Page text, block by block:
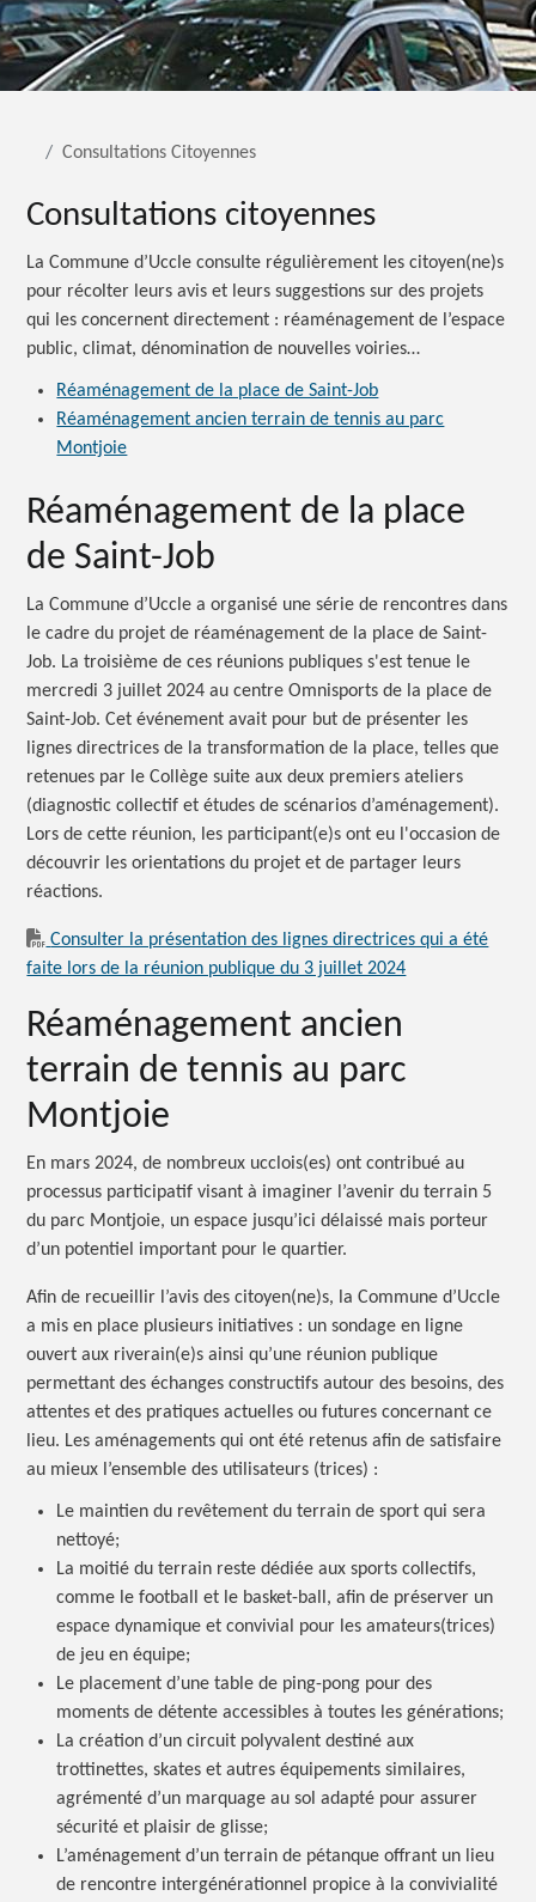
Consultations Citoyennes
Consultations citoyennes
La Commune d’Uccle consulte régulièrement les citoyen(ne)s
pour récolter leurs avis et leurs suggestions sur des projets
qui les concernent directement : réaménagement de l’espace
public, climat, dénomination de nouvelles voiries…
Réaménagement de la place de Saint-Job
Réaménagement ancien terrain de tennis au parc
Montjoie
Réaménagement de la place
de Saint-Job
La Commune d’Uccle a organisé une série de rencontres dans
le cadre du projet de réaménagement de la place de Saint-
Job. La troisième de ces réunions publiques s'est tenue le
mercredi 3 juillet 2024 au centre Omnisports de la place de
Saint-Job. Cet événement avait pour but de présenter les
lignes directrices de la transformation de la place, telles que
retenues par le Collège suite aux deux premiers ateliers
(diagnostic collectif et études de scénarios d’aménagement).
Lors de cette réunion, les participant(e)s ont eu l'occasion de
découvrir les orientations du projet et de partager leurs
réactions.
Consulter la présentation des lignes directrices qui a été
faite lors de la réunion publique du 3 juillet 2024
Réaménagement ancien
terrain de tennis au parc
Montjoie
En mars 2024, de nombreux ucclois(es) ont contribué au
processus participatif visant à imaginer l’avenir du terrain 5
du parc Montjoie, un espace jusqu’ici délaissé mais porteur
d’un potentiel important pour le quartier.
Afin de recueillir l’avis des citoyen(ne)s, la Commune d’Uccle
a mis en place plusieurs initiatives : un sondage en ligne
ouvert aux riverain(e)s ainsi qu’une réunion publique
permettant des échanges constructifs autour des besoins, des
attentes et des pratiques actuelles ou futures concernant ce
lieu. Les aménagements qui ont été retenus afin de satisfaire
au mieux l’ensemble des utilisateurs (trices) :
Le maintien du revêtement du terrain de sport qui sera
nettoyé;
La moitié du terrain reste dédiée aux sports collectifs,
comme le football et le basket-ball, afin de préserver un
espace dynamique et convivial pour les amateurs(trices)
de jeu en équipe;
Le placement d’une table de ping-pong pour des
moments de détente accessibles à toutes les générations;
La création d’un circuit polyvalent destiné aux
trottinettes, skates et autres équipements similaires,
agrémenté d’un marquage au sol adapté pour assurer
sécurité et plaisir de glisse;
L’aménagement d’un terrain de pétanque offrant un lieu
de rencontre intergénérationnel propice à la convivialité